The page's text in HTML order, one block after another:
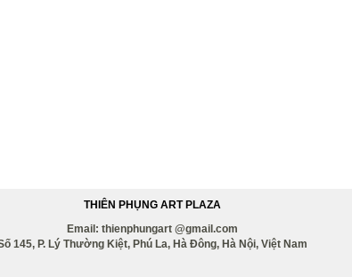
THIÊN PHỤNG ART PLAZA
Email: thienphungart @gmail.com
145, P. Lý Thường Kiệt, Phú La, Hà Đông, Hà Nội, Việt Nam